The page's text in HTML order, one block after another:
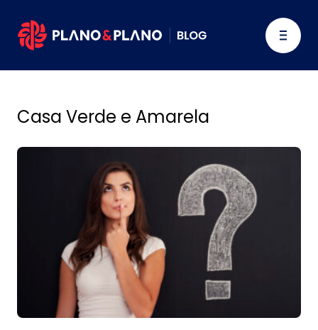
Casa Verde e Amarela